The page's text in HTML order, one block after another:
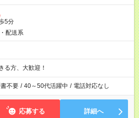
5分
配送系
る方、大歓迎！
不要 / 40～50代活躍中 / 電話対応なし
応募する 詳細へ